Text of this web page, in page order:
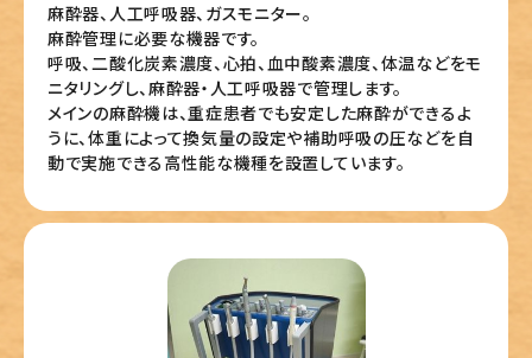
麻酔器、人工呼吸器、ガスモニター。
麻酔管理に必要な機器です。
呼吸、二酸化炭素濃度、心拍、血中酸素濃度、体温などをモ
ニタリングし、麻酔器・人工呼吸器で管理します。
メインの麻酔機は、重症患者でも安定した麻酔ができるよ
うに、体重によって換気量の設定や補助呼吸の圧などを自
動で実施できる高性能な機種を設置しています。